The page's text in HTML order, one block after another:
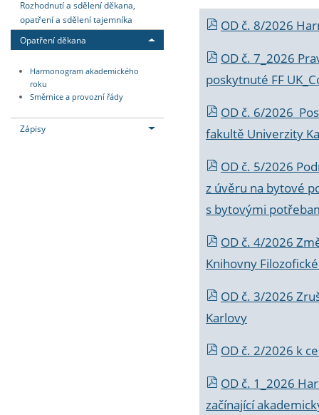
Rozhodnutí a sdělení děkana,
opatření a sdělení tajemníka
Opatření děkana
Harmonogram akademického
roku
Směrnice a provozní řády
Zápisy
OD č. 8/2026
OD č. 7_2026
poskytnuté FF
OD č. 6/2026
fakultě Univerzity
OD č. 5/2026
z úvěru na bytové
s bytovými
OD č. 4/2026
Knihovny
OD č. 3/2026
Karlovy
OD č. 2/2026 k
OD č. 1_2026
začínající